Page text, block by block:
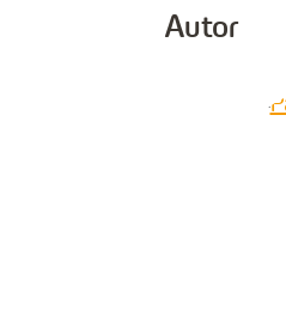
Autor